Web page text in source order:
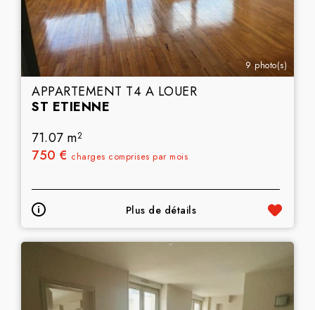
9 photo(s)
APPARTEMENT T4 A LOUER
ST ETIENNE
71.07 m2
750 € charges comprises par mois
Plus de détails